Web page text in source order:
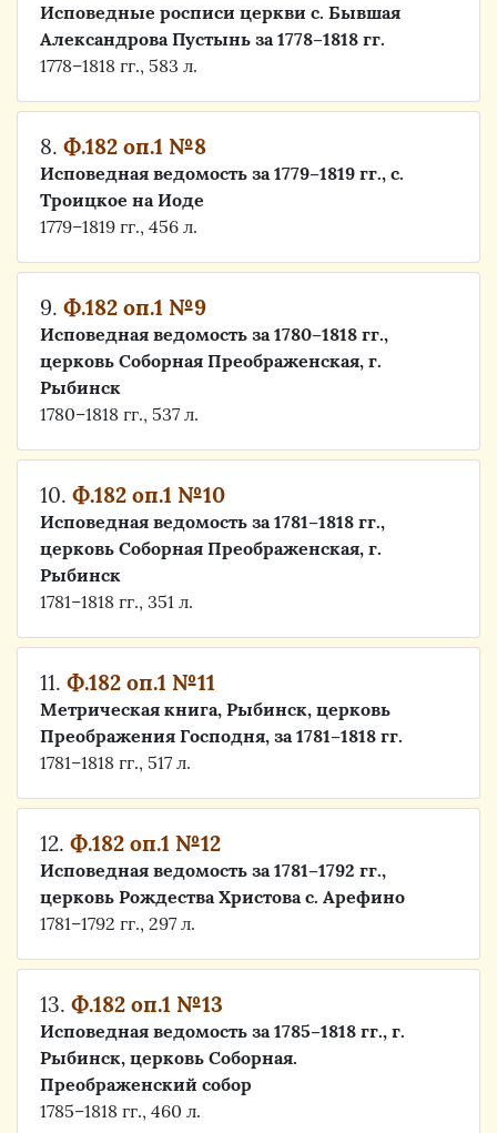
Исповедные росписи церкви с. Бывшая
Александрова Пустынь за 1778–1818 гг.
1778–1818 гг., 583 л.
8. Ф.182 оп.1 №8
Исповедная ведомость за 1779–1819 гг., с.
Троицкое на Иоде
1779–1819 гг., 456 л.
9. Ф.182 оп.1 №9
Исповедная ведомость за 1780–1818 гг.,
церковь Соборная Преображенская, г.
Рыбинск
1780–1818 гг., 537 л.
10. Ф.182 оп.1 №10
Исповедная ведомость за 1781–1818 гг.,
церковь Соборная Преображенская, г.
Рыбинск
1781–1818 гг., 351 л.
11. Ф.182 оп.1 №11
Метрическая книга, Рыбинск, церковь
Преображения Господня, за 1781–1818 гг.
1781–1818 гг., 517 л.
12. Ф.182 оп.1 №12
Исповедная ведомость за 1781–1792 гг.,
церковь Рождества Христова с. Арефино
1781–1792 гг., 297 л.
13. Ф.182 оп.1 №13
Исповедная ведомость за 1785–1818 гг., г.
Рыбинск, церковь Соборная.
Преображенский собор
1785–1818 гг., 460 л.